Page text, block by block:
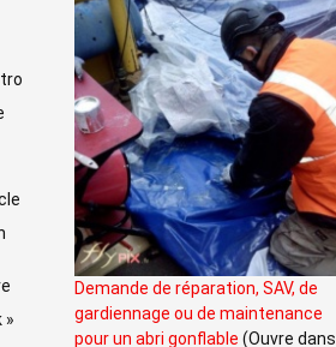
»
Demande de réparation, SAV, de
gardiennage ou de maintenance
pour un abri gonflable (Ouvre dans